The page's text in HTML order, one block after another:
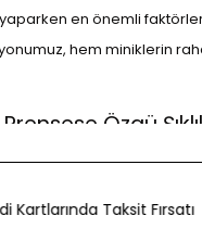
en önemli
hem miniklerin
Özgü
geniş yakalı,
bebekler için
Kartlarında Taksit Fırsatı